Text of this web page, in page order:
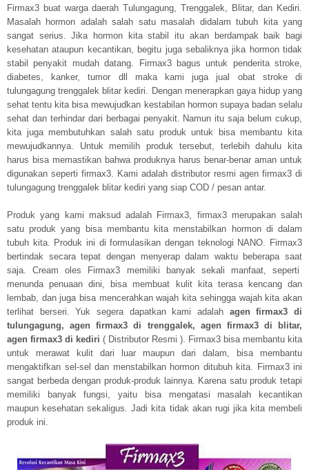
Firmax3 buat warga daerah Tulungagung, Trenggalek, Blitar, dan Kediri.
Masalah hormon adalah salah satu masalah didalam tubuh kita yang
sangat serius. Jika hormon kita stabil itu akan berdampak baik bagi
kesehatan ataupun kecantikan, begitu juga sebaliknya jika hormon tidak
stabil penyakit mudah datang. Firmax3 bagus untuk penderita stroke,
diabetes, kanker, tumor dll maka kami juga jual obat stroke di
tulungagung trenggalek blitar kediri. Dengan menerapkan gaya hidup yang
sehat tentu kita bisa mewujudkan kestabilan hormon supaya badan selalu
sehat dan terhindar dari berbagai penyakit. Namun itu saja belum cukup,
kita juga membutuhkan salah satu produk untuk bisa membantu kita
mewujudkannya. Untuk memilih produk tersebut, terlebih dahulu kita
harus bisa memastikan bahwa produknya harus benar-benar aman untuk
digunakan seperti firmax3. Kami adalah distributor resmi agen firmax3 di
tulungagung trenggalek blitar kediri yang siap COD / pesan antar.
Produk yang kami maksud adalah Firmax3, firmax3 merupakan salah
satu produk yang bisa membantu kita menstabilkan hormon di dalam
tubuh kita. Produk ini di formulasikan dengan teknologi NANO. Firmax3
bertindak secara tepat dengan menyerap dalam waktu beberapa saat
saja. Cream oles Firmax3 memiliki banyak sekali manfaat, seperti
menunda penuaan dini, bisa membuat kulit kita terasa kencang dan
lembab, dan juga bisa mencerahkan wajah kita sehingga wajah kita akan
terlihat berseri. Yuk segera dapatkan kami adalah agen firmax3 di
tulungagung, agen firmax3 di trenggalek, agen firmax3 di blitar,
agen firmax3 di kediri ( Distributor Resmi ). Firmax3 bisa membantu kita
untuk merawat kulit dari luar maupun dari dalam, bisa membantu
mengaktifkan sel-sel dan menstabilkan hormon ditubuh kita. Firmax3 ini
sangat berbeda dengan produk-produk lainnya. Karena satu produk tetapi
memiliki banyak fungsi, yaitu bisa mengatasi masalah kecantikan
maupun kesehatan sekaligus. Jadi kita tidak akan rugi jika kita membeli
produk ini.